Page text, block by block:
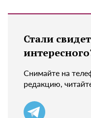
Стали
Снимайте на
редакцию,